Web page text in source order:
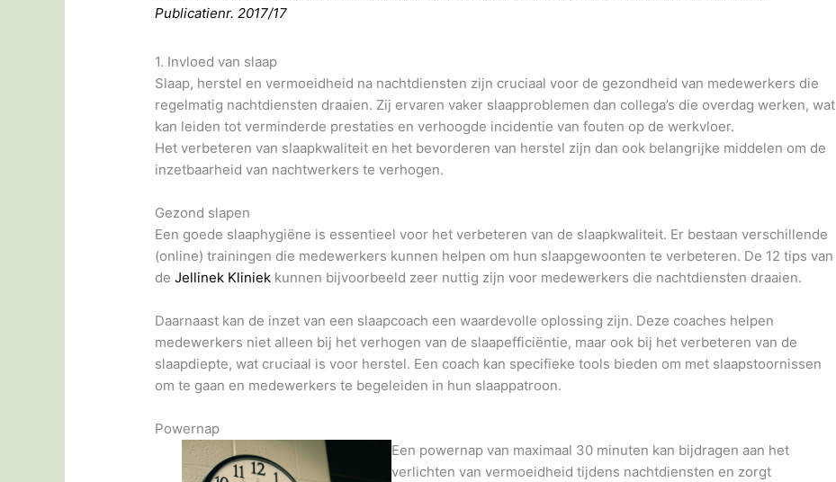
Publicatienr. 2017/17
1. Invloed van slaap
Slaap, herstel en vermoeidheid na nachtdiensten zijn cruciaal voor de gezondheid van medewerkers die
regelmatig nachtdiensten draaien. Zij ervaren vaker slaapproblemen dan collega’s die overdag werken, wat
kan leiden tot verminderde prestaties en verhoogde incidentie van fouten op de werkvloer.
Het verbeteren van slaapkwaliteit en het bevorderen van herstel zijn dan ook belangrijke middelen om de
inzetbaarheid van nachtwerkers te verhogen.
Gezond slapen
Een goede slaaphygiëne is essentieel voor het verbeteren van de slaapkwaliteit. Er bestaan verschillende
(online) trainingen die medewerkers kunnen helpen om hun slaapgewoonten te verbeteren. De 12 tips van
deJellinek Kliniek kunnen bijvoorbeeld zeer nuttig zijn voor medewerkers die nachtdiensten draaien.
Daarnaast kan de inzet van een slaapcoach een waardevolle oplossing zijn. Deze coaches helpen
medewerkers niet alleen bij het verhogen van de slaapefficiëntie, maar ook bij het verbeteren van de
slaapdiepte, wat cruciaal is voor herstel. Een coach kan specifieke tools bieden om met slaapstoornissen
om te gaan en medewerkers te begeleiden in hun slaappatroon.
Powernap
Een powernap van maximaal 30 minuten kan bijdragen aan het
verlichten van vermoeidheid tijdens nachtdiensten en zorgt